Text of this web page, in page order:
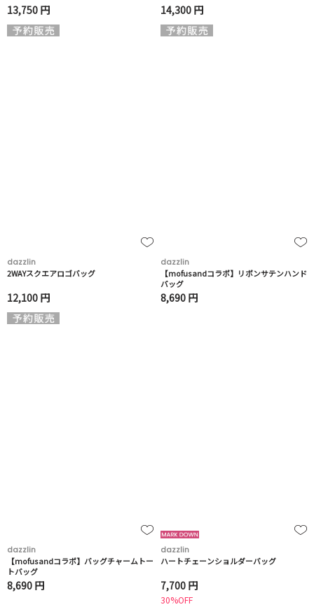
13,750 円 14,300 円
dazzlin
2WAYスクエアロゴバッグ
12,100 円
dazzlin
【mofusandコラボ】リボンサテンハンド
バッグ
8,690 円
dazzlin
【mofusandコラボ】バッグチャームトー
トバッグ
8,690 円
dazzlin
ハートチェーンショルダーバッグ
7,700 円
30%OFF